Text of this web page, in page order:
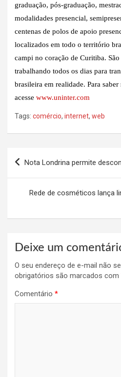
graduação, pós-graduação,
modalidades presencial,
centenas de polos de apoio
localizados em todo o território
campi no coração de Curitiba.
trabalhando todos os dias para
brasileira em realidade. Para saber
acesse www.uninter.com
Tags: comércio, internet, web
Nota Londrina permite
Rede de cosméticos lança
Deixe um
O seu endereço de e-mail não
obrigatórios são marcados com
Comentário *